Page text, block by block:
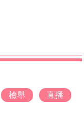
檢舉 直播